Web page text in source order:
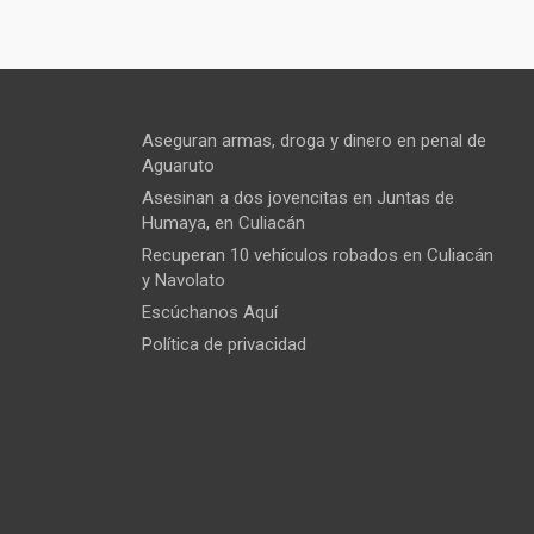
Aseguran armas, droga y dinero en penal de
Aguaruto
Asesinan a dos jovencitas en Juntas de
Humaya, en Culiacán
Recuperan 10 vehículos robados en Culiacán
y Navolato
Escúchanos Aquí
Política de privacidad